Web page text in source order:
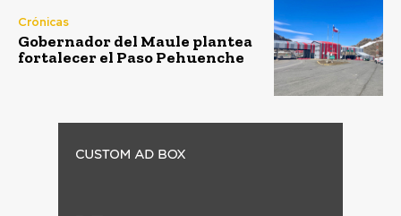
Crónicas
Gobernador del Maule plantea
fortalecer el Paso Pehuenche